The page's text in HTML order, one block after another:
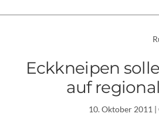
Eckkneipen
auf
10. Oktober 2011 |